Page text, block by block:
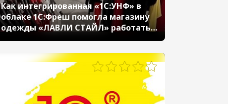
Как интегрированная «1С:УНФ» в
облаке 1С:Фреш помогла магазину
одежды «ЛАВЛИ СТАЙЛ» работать
лучше